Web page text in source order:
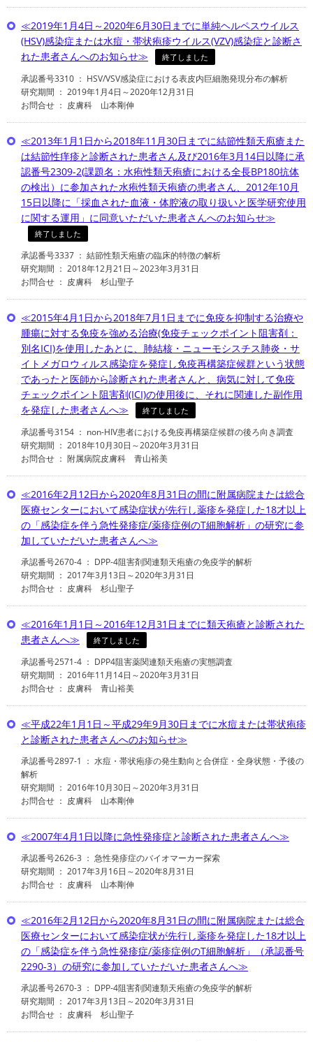
≪2019年1月4日～2020年6月30日までに単純ヘルペスウイルス
(HSV)感染症または水痘・帯状疱疹ウイルス(VZV)感染症と診断さ
れた患者さんへのお知らせ≫
終了しました
承認番号3310 ： HSV/VSV感染症における表皮内巨細胞発現分布の解析
研究期間 ： 2019年1月4日～2020年12月31日
お問合せ ： 皮膚科 山本剛伸
≪2013年1月1日から2018年11月30日までに結節性類天庖瘡また
は結節性痒疹と診断された患者さん及び2016年3月14日以降に承
認番号2309-2(課題名：水疱性類天疱瘡における全長BP180抗体
の検出）に参加された水疱性類天疱瘡の患者さん、2012年10月
15日以降に「採血された血液・体腔液の取り扱いと医学研究使用
に関する運用」に同意いただいた患者さんへのお知らせ≫
終了しました
承認番号3337 ： 結節性類天疱瘡の臨床的特徴の解析
研究期間 ： 2018年12月21日～2023年3月31日
お問合せ ： 皮膚科 杉山聖子
≪2015年4月1日から2018年7月1日までに免疫を抑制する治療や
腫瘍に対する免疫を強める治療(免疫チェックポイント阻害剤：
別名ICI)を使用したあとに、肺結核・ニューモシスチス肺炎・サ
イトメガロウィルス感染症を発症し免疫再構築症候群という状態
であったと医師から診断された患者さんと、病気に対して免疫
チェックポイント阻害剤(ICI)の使用後に、それに関連した副作用
を発症した患者さんへ≫
終了しました
承認番号3154 ： non-HIV患者における免疫再構築症候群の後ろ向き調査
研究期間 ： 2018年10月30日～2020年3月31日
お問合せ ： 附属病院皮膚科 青山裕美
≪2016年2月12日から2020年8月31日の間に附属病院または総合
医療センターにおいて感染症状が先行し薬疹を発症した18才以上
の「感染症を伴う急性発疹症/薬疹症例のT細胞解析」の研究に参
加していただいた患者さんへ≫
承認番号2670-4 ： DPP-4阻害剤関連類天疱瘡の免疫学的解析
研究期間 ： 2017年3月13日～2020年3月31日
お問合せ ： 皮膚科 杉山聖子
≪2016年1月1日～2016年12月31日までに類天疱瘡と診断された
患者さんへ≫
終了しました
承認番号2571-4 ： DPP4阻害薬関連類天疱瘡の実態調査
研究期間 ： 2016年11月14日～2020年3月31日
お問合せ ： 皮膚科 青山裕美
≪平成22年1月1日～平成29年9月30日までに水痘または帯状疱疹
と診断された患者さんへのお知らせ≫
承認番号2897-1 ： 水痘・帯状疱疹の発生動向と合併症・全身状態・予後の
解析
研究期間 ： 2016年10月30日～2020年3月31日
お問合せ ： 皮膚科 山本剛伸
≪2007年4月1日以降に急性発疹症と診断された患者さんへ≫
承認番号2626-3 ： 急性発疹症のバイオマーカー探索
研究期間 ： 2017年3月16日～2020年8月31日
お問合せ ： 皮膚科 山本剛伸
≪2016年2月12日から2020年8月31日の間に附属病院または総合
医療センターにおいて感染症状が先行し薬疹を発症した18才以上
の「感染症を伴う急性発疹症/薬疹症例のT細胞解析」（承認番号
2290-3）の研究に参加していただいた患者さんへ≫
承認番号2670-3 ： DPP-4阻害剤関連類天疱瘡の免疫学的解析
研究期間 ： 2017年3月13日～2020年3月31日
お問合せ ： 皮膚科 杉山聖子